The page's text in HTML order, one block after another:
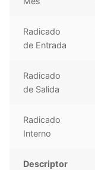
Radicado
de Entrada
Radicado
de Salida
Radicado
Interno
Descriptor